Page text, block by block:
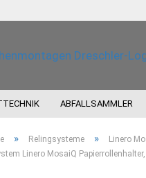
ABFALLSAMMLER
» Relingsysteme » Linero
Linero MosaiQ